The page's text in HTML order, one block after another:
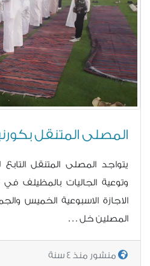
المصلى المتنقل
يتواجد المصلى المتنقل
وتوعية الجاليات بالمظيلف
الاجازة الاسبوعية الخميس
المصلين خل . . .
منشور منذ 4 سنة